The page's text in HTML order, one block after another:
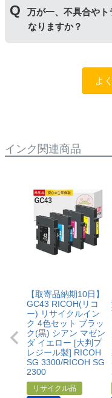
無効操作」が必要と
やパソコンにインク
トップボタンを5秒
純正品と同様にイ
[残量表示あり]と
万が一、不具合やト
なりますか？
お問い合わせフ
よ
インク関連商品
【取寄品納期10日】
GC43 RICOH(リコ
ー) リサイクルイン
ク 4色セット ブラッ
ク(黒) シアン マゼン
ダ イエロー [大判プ
レジール製] RICOH
SG 3300/RICOH SG
2300
リサイクル品